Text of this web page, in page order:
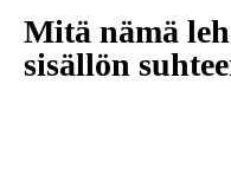
Mitä nämä
sisällön